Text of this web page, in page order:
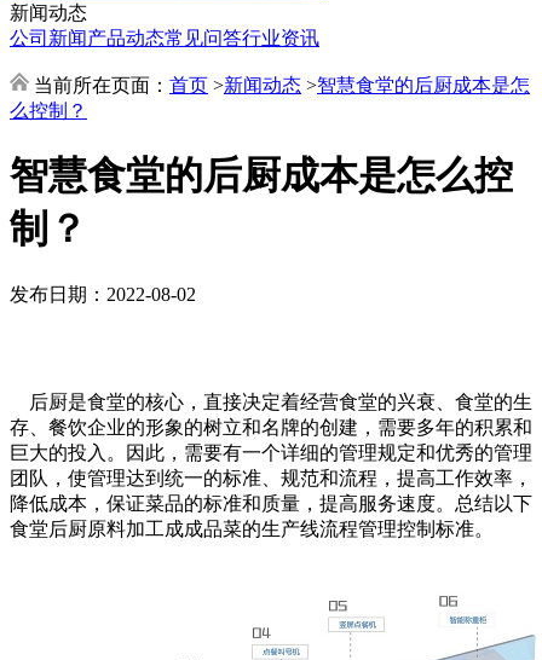
新闻动态
公司新闻产品动态常见问答行业资讯
当前所在页面： 首页 >新闻动态 >智慧食堂的后厨成本是怎
么控制？
智慧食堂的后厨成本是怎么控
制？
发布日期：2022-08-02
后厨是食堂的核心，直接决定着经营食堂的兴衰、食堂的生
存、餐饮企业的形象的树立和名牌的创建，需要多年的积累和
巨大的投入。因此，需要有一个详细的管理规定和优秀的管理
团队，使管理达到统一的标准、规范和流程，提高工作效率，
降低成本，保证菜品的标准和质量，提高服务速度。总结以下
食堂后厨原料加工成成品菜的生产线流程管理控制标准。